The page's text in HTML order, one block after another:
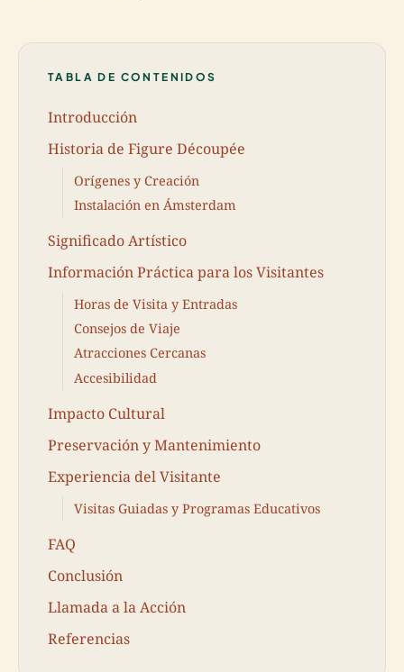
TABLA DE CONTENIDOS
Introducción
Historia de Figure Découpée
Orígenes y Creación
Instalación en Ámsterdam
Significado Artístico
Información Práctica para los Visitantes
Horas de Visita y Entradas
Consejos de Viaje
Atracciones Cercanas
Accesibilidad
Impacto Cultural
Preservación y Mantenimiento
Experiencia del Visitante
Visitas Guiadas y Programas Educativos
FAQ
Conclusión
Llamada a la Acción
Referencias